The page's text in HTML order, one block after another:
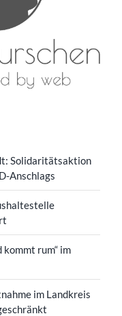
Solidaritätsaktion
Anschlags
kommt rum“ im
im Landkreis